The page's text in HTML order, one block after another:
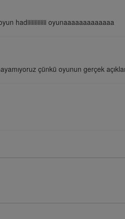
hadiiiiiiiiiiiii oyunaaaaaaaaaaaaa
çünkü oyunun gerçek